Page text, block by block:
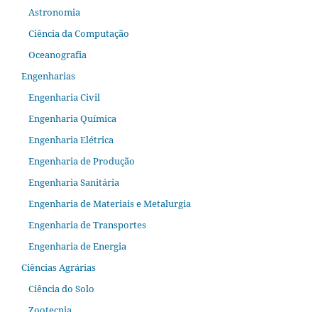
Astronomia
Ciência da Computação
Oceanografia
Engenharias
Engenharia Civil
Engenharia Química
Engenharia Elétrica
Engenharia de Produção
Engenharia Sanitária
Engenharia de Materiais e Metalurgia
Engenharia de Transportes
Engenharia de Energia
Ciências Agrárias
Ciência do Solo